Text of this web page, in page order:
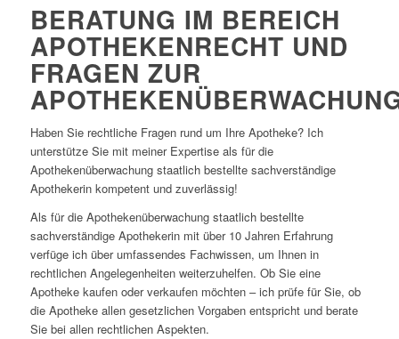
BERATUNG IM BEREICH
APOTHEKENRECHT UND
FRAGEN ZUR
Haben Sie rechtliche Fragen rund um Ihre Apotheke? Ich
unterstütze Sie mit meiner Expertise als für die
Apothekenüberwachung staatlich bestellte sachverständige
Apothekerin kompetent und zuverlässig!
Als für die Apothekenüberwachung staatlich bestellte
sachverständige Apothekerin mit über 10 Jahren Erfahrung
verfüge ich über umfassendes Fachwissen, um Ihnen in
rechtlichen Angelegenheiten weiterzuhelfen. Ob Sie eine
Apotheke kaufen oder verkaufen möchten – ich prüfe für Sie, ob
die Apotheke allen gesetzlichen Vorgaben entspricht und berate
Sie bei allen rechtlichen Aspekten.